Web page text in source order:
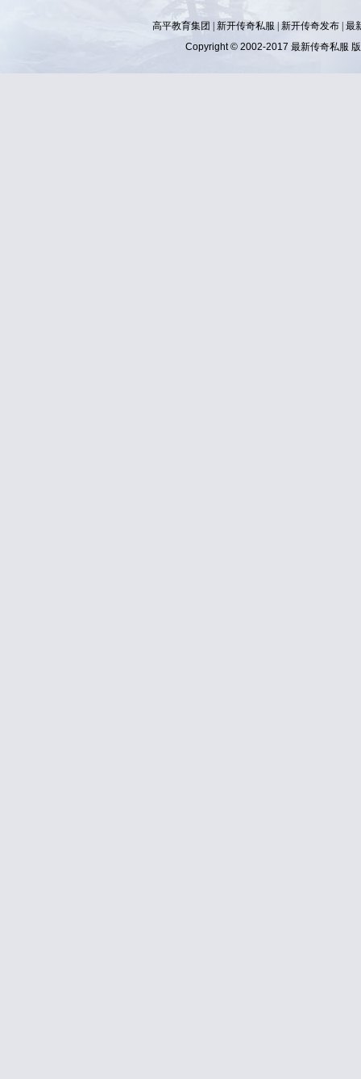
高平教育集团 | 新开传奇私服 新开传奇发布 最
Copyright © 2002-2017 最新传奇私服